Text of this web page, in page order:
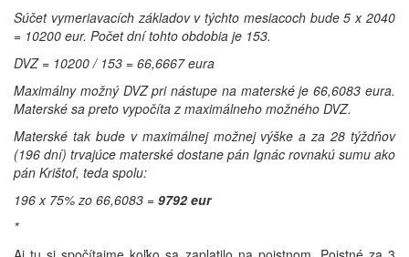
Súčet vymeriavacích základov v týchto mesiacoch bude 5 x 2040
= 10200 eur. Počet dní tohto obdobia je 153.
DVZ = 10200 / 153 = 66,6667 eura
Maximálny možný DVZ pri nástupe na materské je 66,6083 eura.
Materské sa preto vypočíta z maximálneho možného DVZ.
Materské tak bude v maximálnej možnej výške a za 28 týždňov
(196 dní) trvajúce materské dostane pán Ignác rovnakú sumu ako
pán Krištof, teda spolu:
196 x 75% zo 66,6083 = 9792 eur
*